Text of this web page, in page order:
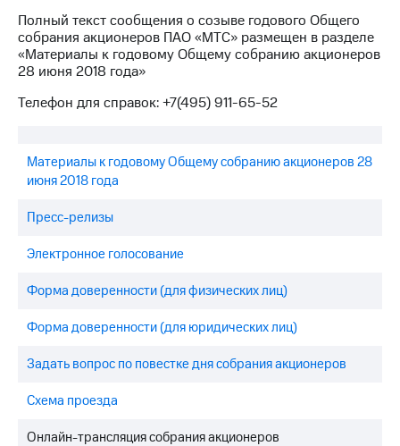
Полный текст сообщения о созыве годового Общего
собрания акционеров ПАО «МТС» размещен в разделе
«Материалы к годовому Общему собранию акционеров
28 июня 2018 года»
Телефон для справок: +7(495) 911-65-52
Материалы к годовому Общему собранию акционеров 28
июня 2018 года
Пресс-релизы
Электронное голосование
Форма доверенности (для физических лиц)
Форма доверенности (для юридических лиц)
Задать вопрос по повестке дня собрания акционеров
Схема проезда
Онлайн-трансляция собрания акционеров